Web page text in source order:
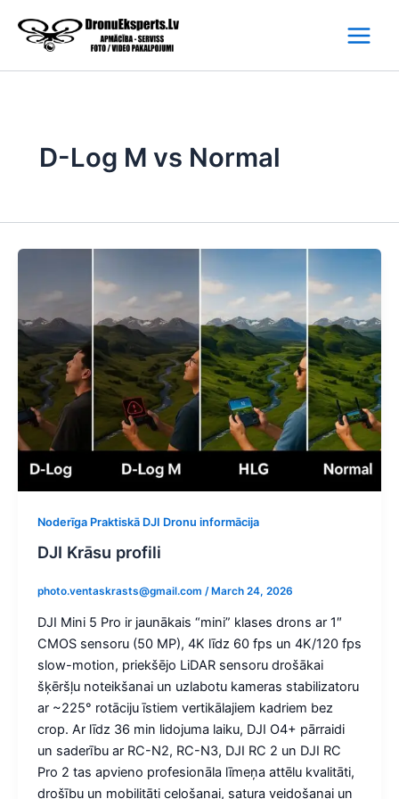
content
D-Log M vs Normal
Noderīga Praktiskā DJI Dronu informācija
DJI Krāsu profili
photo.ventaskrasts@gmail.com / March 24, 2026
DJI Mini 5 Pro ir jaunākais “mini” klases drons ar 1″
CMOS sensoru (50 MP), 4K līdz 60 fps un 4K/120 fps
slow-motion, priekšējo LiDAR sensoru drošākai
šķēršļu noteikšanai un uzlabotu kameras stabilizatoru
ar ~225° rotāciju īstiem vertikālajiem kadriem bez
crop. Ar līdz 36 min lidojuma laiku, DJI O4+ pārraidi
un saderību ar RC-N2, RC-N3, DJI RC 2 un DJI RC
Pro 2 tas apvieno profesionāla līmeņa attēlu kvalitāti,
drošību un mobilitāti ceļošanai, satura veidošanai un